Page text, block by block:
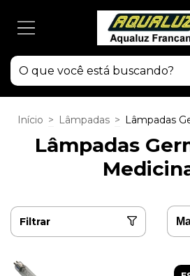
Início > Lâmpadas > Lâmpadas
Lâmpadas
Filtrar